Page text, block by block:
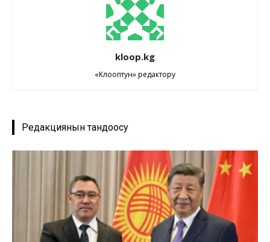
kloop.kg
«Клооптун» редактору
Редакциянын тандоосу